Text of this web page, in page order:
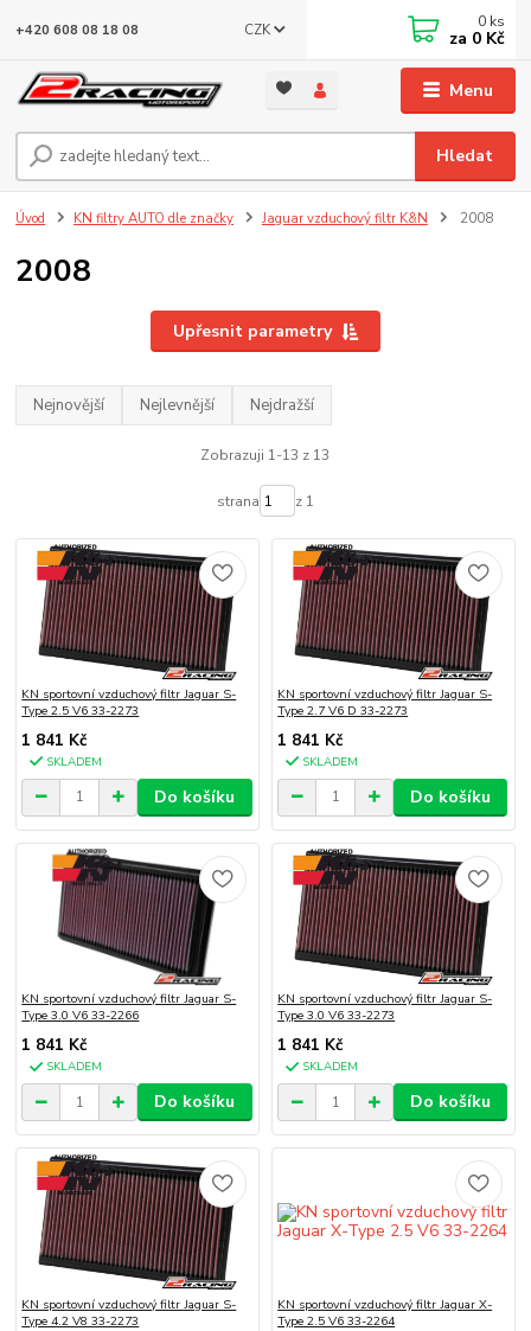
Menu
CZK
Hledat
+420 608 08 18 08 0 ks
za 0 Kč
Úvod KN filtry AUTO dle značky Jaguar vzduchový filtr K&N 2008
2008
Upřesnit parametry
Nejnovější Nejlevnější Nejdražší
Zobrazuji 1-13 z 13
strana z 1
KN sportovní vzduchový filtr Jaguar S-
Type 2.5 V6 33-2273
1 841 Kč
SKLADEM
Do košíku
KN sportovní vzduchový filtr Jaguar S-
Type 2.7 V6 D 33-2273
1 841 Kč
SKLADEM
Do košíku
KN sportovní vzduchový filtr Jaguar S-
Type 3.0 V6 33-2266
1 841 Kč
SKLADEM
Do košíku
KN sportovní vzduchový filtr Jaguar S-
Type 3.0 V6 33-2273
1 841 Kč
SKLADEM
Do košíku
KN sportovní vzduchový filtr Jaguar S-
Type 4.2 V8 33-2273
KN sportovní vzduchový filtr Jaguar X-
Type 2.5 V6 33-2264